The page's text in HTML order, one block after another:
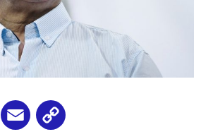
WhatsApp
Email